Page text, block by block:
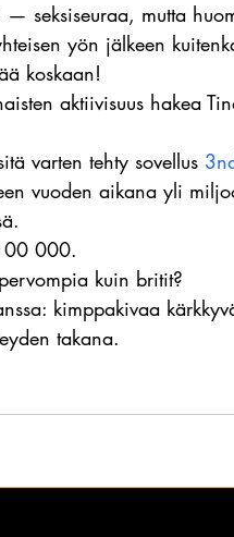
seksiseuraa, mutta
yön jälkeen
koskaan!
aktiivisuus hakea
varten tehty sovellus
vuoden aikana yli
000.
kuin britit?
kimppakivaa
takana.